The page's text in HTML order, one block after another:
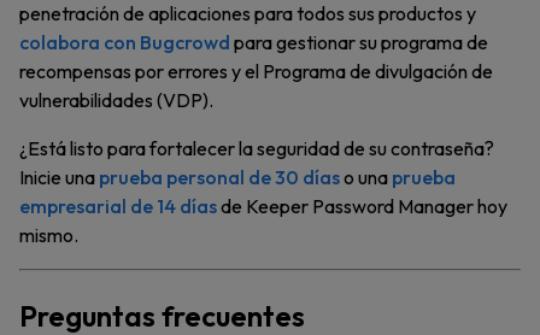
penetración de aplicaciones para todos sus productos y
colabora con Bugcrowd para gestionar su programa de
recompensas por errores y el Programa de divulgación de
vulnerabilidades (VDP).
¿Está listo para fortalecer la seguridad de su contraseña?
Inicie una prueba personal de 30 díaso una prueba
empresarial de 14 díasde Keeper Password Manager hoy
mismo.
Preguntas frecuentes